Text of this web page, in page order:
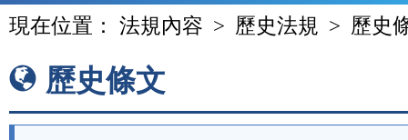
現在位置： 法規內容 歷史法規 歷史
歷史條文